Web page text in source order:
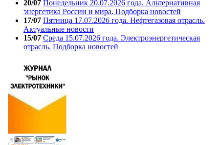
20/07 Понедельник 20.07.2026 года. Альтернативная
энергетика России и мира. Подборка новостей
17/07 Пятница 17.07.2026 года. Нефтегазовая отрасль.
Актуальные новости
15/07 Среда 15.07.2026 года. Электроэнергетическая
отрасль. Подборка новостей